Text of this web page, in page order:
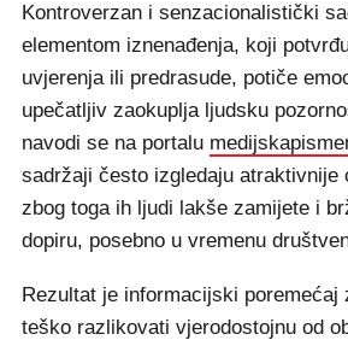
Kontroverzan i senzacionalistički
elementom iznenađenja, koji
uvjerenja ili predrasude, potiče
upečatljiv zaokuplja ljudsku
navodi se na portalu
sadržaji često izgledaju atraktivnije
zbog toga ih ljudi lakše zamijete i
dopiru, posebno u vremenu
Rezultat je informacijski poremećaj
teško razlikovati vjerodostojnu od